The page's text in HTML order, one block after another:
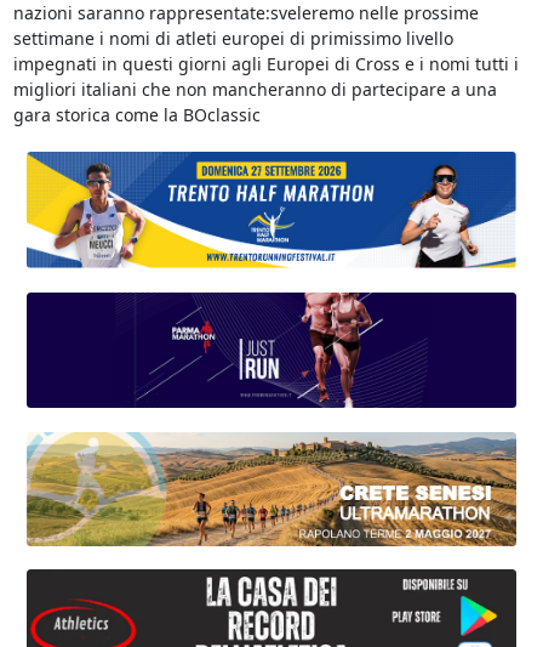
nazioni saranno rappresentate:sveleremo nelle prossime
settimane i nomi di atleti europei di primissimo livello
impegnati in questi giorni agli Europei di Cross e i nomi tutti i
migliori italiani che non mancheranno di partecipare a una
gara storica come la BOclassic